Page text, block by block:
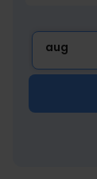
aug